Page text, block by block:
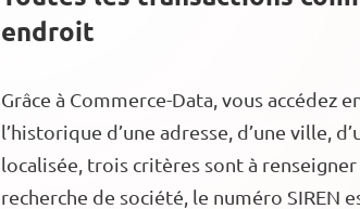
endroit
Grâce à Commerce-Data, vous accédez
l’historique d’une adresse, d’une ville,
localisée, trois critères sont à
recherche de société, le numéro SIREN